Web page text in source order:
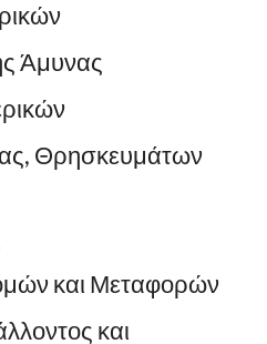
Άμυνας
Θρησκευμάτων
και Μεταφορών
και